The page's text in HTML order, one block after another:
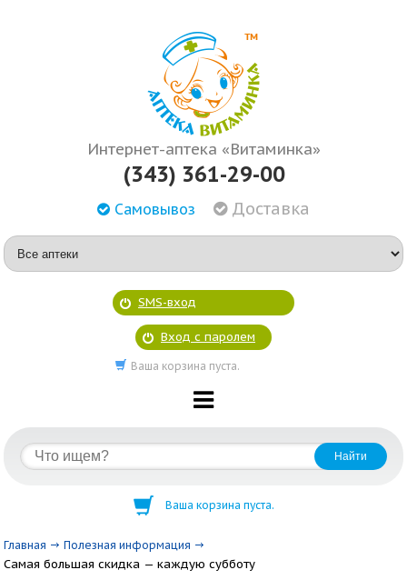
Интернет-аптека «Витаминка»
(343) 361-29-00
Самовывоз Доставка
SMS-вход
Вход с паролем
Ваша корзина пуста.
Ваша корзина пуста.
Главная Полезная информация
Самая большая скидка — каждую субботу